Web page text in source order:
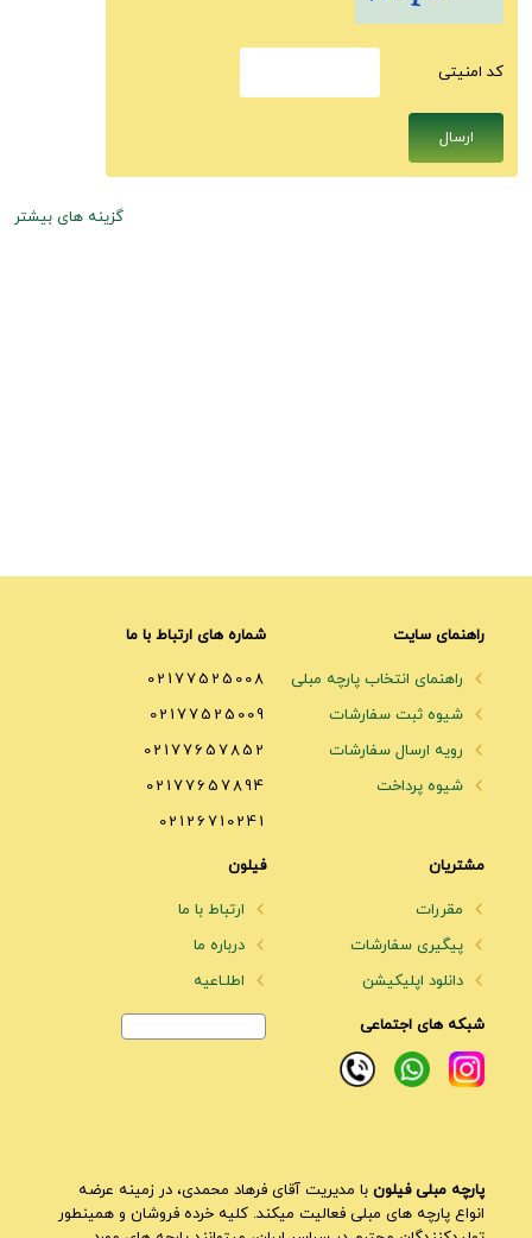
كد امنيتى
گزینه های بیشتر
راهنمای سایت
راهنمای انتخاب پارچه مبلی
شیوه ثبت سفارشات
رویه ارسال سفارشات
شیوه پرداخت
شماره های ارتباط با ما
02177525008
02177525009
02177657852
02177657894
02126710241
مشتریان
مقررات
پیگیری سفارشات
دانلود اپلیکیشن
فیلون
ارتباط با ما
درباره ما
اطلـاعیه
شبکه های اجتماعی
پارچه مبلی فیلون با مدیریت آقای فرهاد محمدی، در زمینه عرضه
انواع پارچه های مبلی فعالیت میکند. کلیه خرده فروشان و همینطور